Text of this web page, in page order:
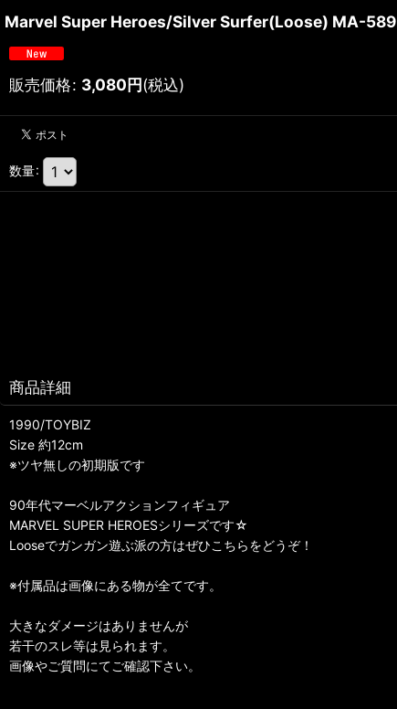
Marvel Super Heroes/Silver Surfer(Loose) MA-589
販売価格: 3,080円(税込)
数量:
商品詳細
1990/TOYBIZ
Size 約12cm
※ツヤ無しの初期版です
90年代マーベルアクションフィギュア
MARVEL SUPER HEROESシリーズです☆
Looseでガンガン遊ぶ派の方はぜひこちらをどうぞ！
※付属品は画像にある物が全てです。
大きなダメージはありませんが
若干のスレ等は見られます。
画像やご質問にてご確認下さい。